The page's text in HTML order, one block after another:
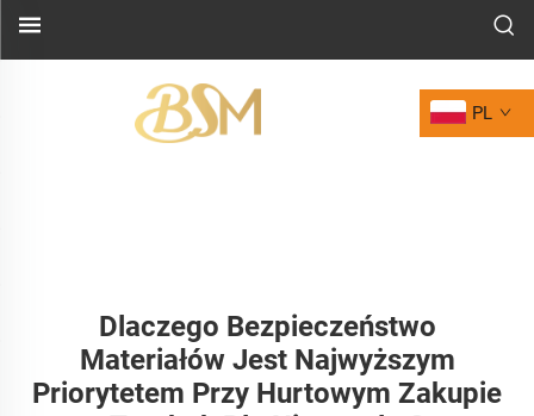
PL
Dlaczego Bezpieczeństwo
Materiałów Jest Najwyższym
Priorytetem Przy Hurtowym Zakupie